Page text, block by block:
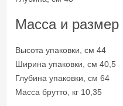
Масса и размер
Высота упаковки, см 44
Ширина упаковки, см 40,5
Глубина упаковки, см 64
Масса брутто, кг 10,35